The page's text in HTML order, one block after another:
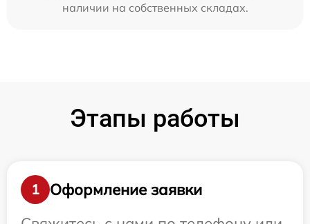
наличии на собственных складах.
Этапы работы
1
Оформление заявки